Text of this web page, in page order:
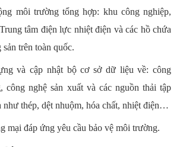
môi trường tổng hợp: khu công nghiệp,
tâm điện lực nhiệt điện và các hồ chứa
trên toàn quốc.
và cập nhật bộ cơ sở dữ liệu về: công
công nghệ sản xuất và các nguồn thải tập
như thép, dệt nhuộm, hóa chất, nhiệt điện…
mại đáp ứng yêu cầu bảo vệ môi trường.